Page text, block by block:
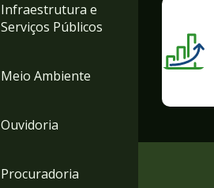
Infraestrutura e
Serviços Públicos
Meio Ambiente
Ouvidoria
Procuradoria